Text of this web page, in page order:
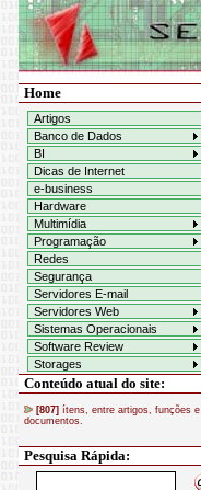
Home
Artigos
Banco de Dados
BI
Dicas de Internet
e-business
Hardware
Multimídia
Programação
Redes
Segurança
Servidores E-mail
Servidores Web
Sistemas Operacionais
Software Review
Storages
Conteúdo atual do site:
[807] ítens, entre artigos, funções e
documentos.
Pesquisa Rápida: